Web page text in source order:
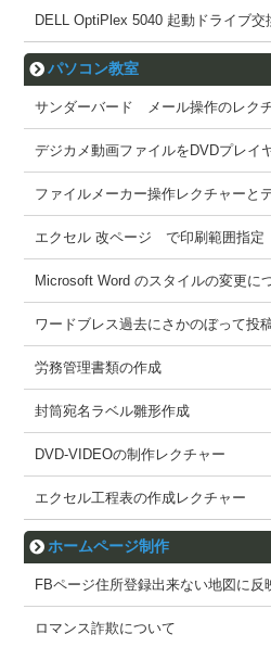
DELL OptiPlex 5040 起動ドライブ交
パソコン教室
サンダーバード メール操作のレク
デジカメ動画ファイルをDVDプレイ
ファイルメーカー操作レクチャーと
エクセル 改ページ で印刷範囲指定
Microsoft Word のスタイルの変更に
ワードブレス過去にさかのぼって投
労務管理書類の作成
封筒宛名ラベル雛形作成
DVD-VIDEOの制作レクチャー
エクセル工程表の作成レクチャー
ホームページ制作
FBページ住所登録出来ない地図に反
ロマンス詐欺について